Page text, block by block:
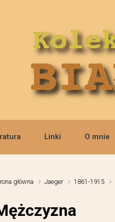
Linki O mnie
główna Jaeger 1861-1915